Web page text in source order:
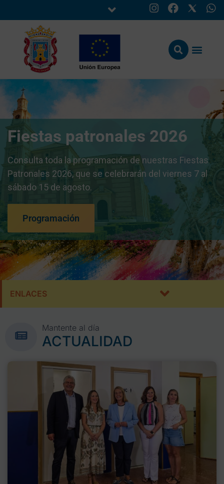
Fiestas patronales 2026
Consulta toda la programación de nuestras Fiestas
Patronales 2026, que se celebrarán del viernes 7 al
sábado 15 de agosto.
Programación
ENLACES
Mantente al día
ACTUALIDAD